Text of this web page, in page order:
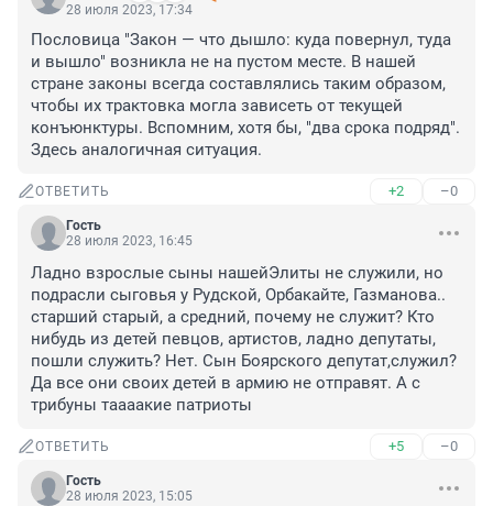
28 июля 2023, 17:34
Пословица "Закон — что дышло: куда повернул, туда
и вышло" возникла не на пустом месте. В нашей
стране законы всегда составлялись таким образом,
чтобы их трактовка могла зависеть от текущей
конъюнктуры. Вспомним, хотя бы, "два срока подряд".
Здесь аналогичная ситуация.
ОТВЕТИТЬ +2 –0
Гость
28 июля 2023, 16:45
Ладно взрослые сыны нашейЭлиты не служили, но
подрасли сыговья у Рудской, Орбакайте, Газманова..
старший старый, а средний, почему не служит? Кто
нибудь из детей певцов, артистов, ладно депутаты,
пошли служить? Нет. Сын Боярского депутат,служил?
Да все они своих детей в армию не отправят. А с
трибуны таааакие патриоты
ОТВЕТИТЬ +5 –0
Гость
28 июля 2023, 15:05